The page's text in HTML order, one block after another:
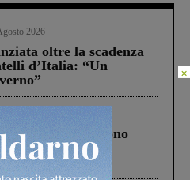
2026
oltre la scadenza
d’Italia: “Un
A1 in cui morirono
Lo schianto, il
fra tir....
×